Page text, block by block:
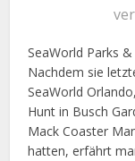
SeaWorld Parks
Nachdem sie
SeaWorld
Hunt in Busch
Mack Coaster
hatten, erfährt